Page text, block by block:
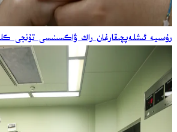
رۇسىيە ئىشلەپچىقارغان راك ۋاكسىنىسى تۇنجى